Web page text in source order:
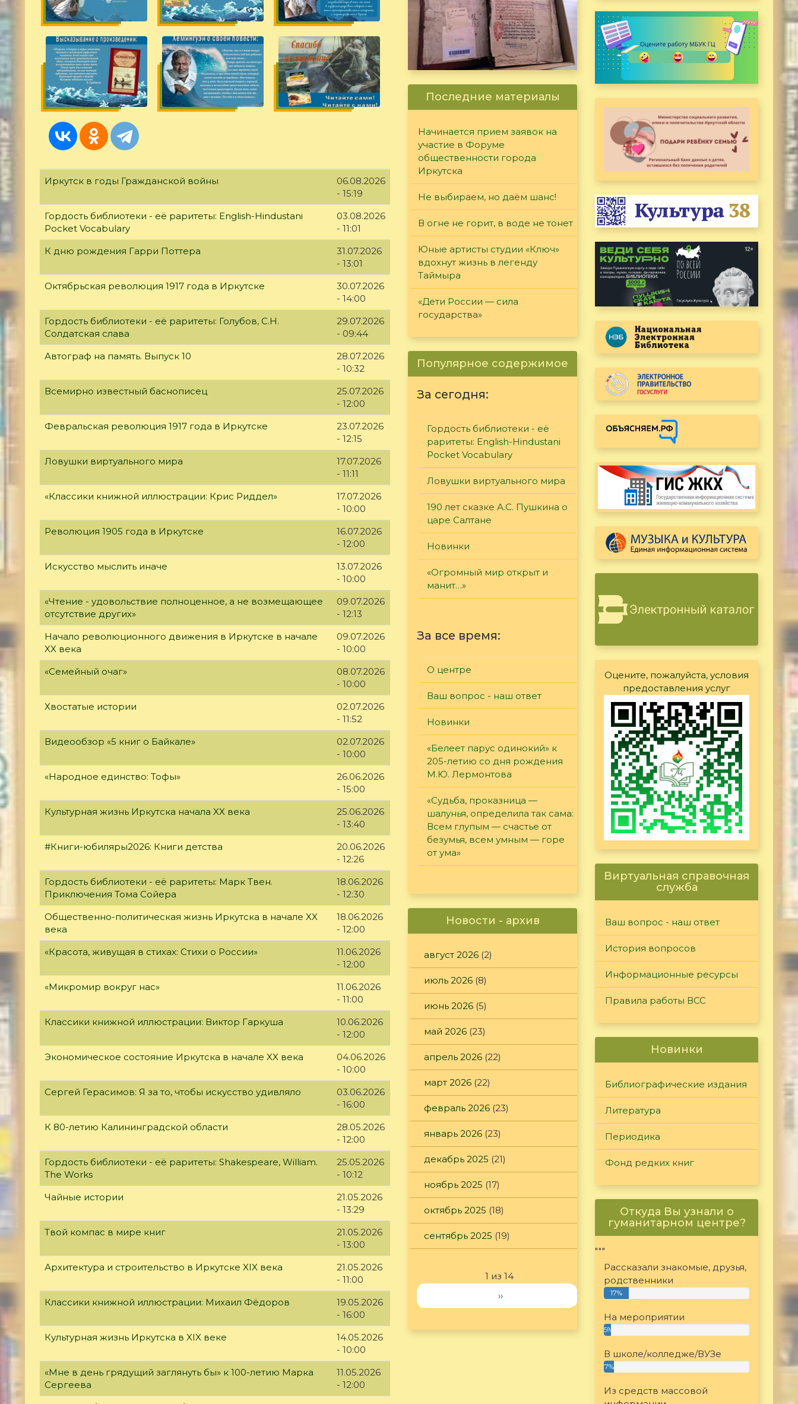
Иркутск в годы Гражданской войны
06.08.2026
- 15:19
Гордость библиотеки - её раритеты: English-Hindustani
Pocket Vocabulary
03.08.2026
- 11:01
К дню рождения Гарри Поттера
31.07.2026
- 13:01
Октябрьская революция 1917 года в Иркутске
30.07.2026
- 14:00
Гордость библиотеки - её раритеты: Голубов, С.Н.
Солдатская слава
29.07.2026
- 09:44
Автограф на память. Выпуск 10
28.07.2026
- 10:32
Всемирно известный баснописец
25.07.2026
- 12:00
Февральская революция 1917 года в Иркутске
23.07.2026
- 12:15
Ловушки виртуального мира
17.07.2026
- 11:11
«Классики книжной иллюстрации: Крис Риддел»
17.07.2026
- 10:00
Революция 1905 года в Иркутске
16.07.2026
- 12:00
Искусство мыслить иначе
13.07.2026
- 10:00
«Чтение - удовольствие полноценное, а не возмещающее
отсутствие других»
09.07.2026
- 12:13
Начало революционного движения в Иркутске в начале
XX века
09.07.2026
- 10:00
«Семейный очаг»
08.07.2026
- 10:00
Хвостатые истории
02.07.2026
- 11:52
Видеообзор «5 книг о Байкале»
02.07.2026
- 10:00
«Народное единство: Тофы»
26.06.2026
- 15:00
Культурная жизнь Иркутска начала XX века
25.06.2026
- 13:40
#Книги-юбиляры2026: Книги детства
20.06.2026
- 12:26
Гордость библиотеки - её раритеты: Марк Твен.
Приключения Тома Сойера
18.06.2026
- 12:30
Общественно-политическая жизнь Иркутска в начале XX
века
18.06.2026
- 12:00
«Красота, живущая в стихах: Стихи о России»
11.06.2026
- 12:00
«Микромир вокруг нас»
11.06.2026
- 11:00
Классики книжной иллюстрации: Виктор Гаркуша
10.06.2026
- 12:00
Экономическое состояние Иркутска в начале XX века
04.06.2026
- 10:00
Сергей Герасимов: Я за то, чтобы искусство удивляло
03.06.2026
- 16:00
К 80-летию Калининградской области
28.05.2026
- 12:00
Гордость библиотеки - её раритеты: Shakespeare, William.
The Works
25.05.2026
- 10:12
Чайные истории
21.05.2026
- 13:29
Твой компас в мире книг
21.05.2026
- 13:00
Архитектура и строительство в Иркутске XIX века
21.05.2026
- 11:00
Классики книжной иллюстрации: Михаил Фёдоров
19.05.2026
- 16:00
Культурная жизнь Иркутска в XIX веке
14.05.2026
- 10:00
«Мне в день грядущий заглянуть бы» к 100-летию Марка
Сергеева
11.05.2026
- 12:00
Последние материалы
Начинается прием заявок на
участие в Форуме
общественности города
Иркутска
Не выбираем, но даём шанс!
В огне не горит, в воде не тонет
Юные артисты студии «Ключ»
вдохнут жизнь в легенду
Таймыра
«Дети России — сила
государства»
Популярное содержимое
За сегодня:
Гордость библиотеки - её
раритеты: English-Hindustani
Pocket Vocabulary
Ловушки виртуального мира
190 лет сказке А.С. Пушкина о
царе Салтане
Новинки
«Огромный мир открыт и
манит…»
За все время:
О центре
Ваш вопрос - наш ответ
Новинки
«Белеет парус одинокий» к
205-летию со дня рождения
М.Ю. Лермонтова
«Судьба, проказница —
шалунья, определила так сама:
Всем глупым — счастье от
безумья, всем умным — горе
от ума»
Новости - архив
август 2026 (2)
июль 2026 (8)
июнь 2026 (5)
май 2026 (23)
апрель 2026 (22)
март 2026 (22)
февраль 2026 (23)
январь 2026 (23)
декабрь 2025 (21)
ноябрь 2025 (17)
октябрь 2025 (18)
сентябрь 2025 (19)
1 из 14
››
Оцените, пожалуйста, условия
предоставления услуг
Виртуальная справочная
служба
Ваш вопрос - наш ответ
История вопросов
Информационные ресурсы
Правила работы ВСС
Новинки
Библиографические издания
Литература
Периодика
Фонд редких книг
Откуда Вы узнали о
гуманитарном центре?
"""
Рассказали знакомые, друзья,
родственники
17%
На мероприятии
5%
В школе/колледже/ВУЗе
7%
Из средств массовой